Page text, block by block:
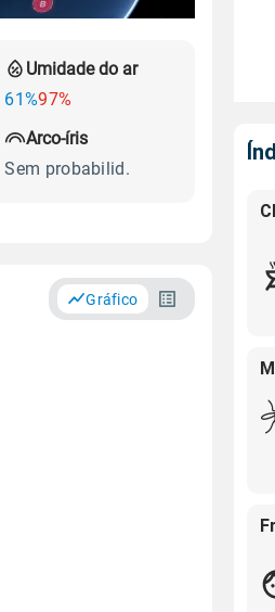
Umidade do ar
61%97%
Arco-íris
Sem probabilid.
Gráfico